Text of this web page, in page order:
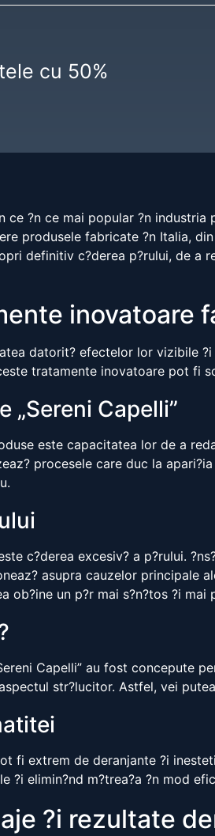
cu 50%
ce ?n ce mai popular ?n
produsele fabricate ?n Italia,
definitiv c?derea p?rului, de a
inovatoare
datorit? efectelor lor vizibile
tratamente inovatoare pot fi
„Sereni Capelli”
este capacitatea lor de a
procesele care duc la
c?derea excesiv? a p?rului.
asupra cauzelor principale
ob?ine un p?r mai s?n?tos ?i mai
Capelli” au fost concepute
str?lucitor. Astfel, vei
fi extrem de deranjante ?i
?i elimin?nd m?trea?a ?n mod
?i rezultate